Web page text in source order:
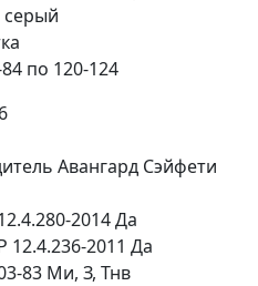
серый
по 120-124
Авангард Сэйфети
2014Да
12.4.236-2011 Да
83 Ми, З, Тнв